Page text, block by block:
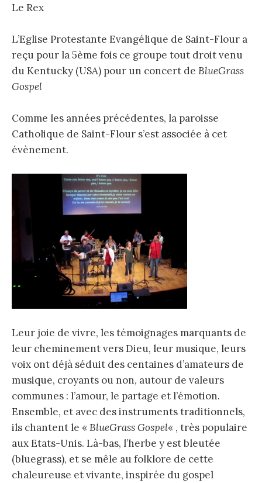
Le Rex
L’Eglise Protestante Evangélique de Saint-Flour a
reçu pour la 5ème fois ce groupe tout droit venu
du Kentucky (USA) pour un concert de BlueGrass
Gospel
Comme les années précédentes, la paroisse
Catholique de Saint-Flour s’est associée à cet
évènement.
Leur joie de vivre, les témoignages marquants de
leur cheminement vers Dieu, leur musique, leurs
voix ont déjà séduit des centaines d’amateurs de
musique, croyants ou non, autour de valeurs
communes : l’amour, le partage et l’émotion.
Ensemble, et avec des instruments traditionnels,
ils chantent le « BlueGrass Gospel« , très populaire
aux Etats-Unis. Là-bas, l’herbe y est bleutée
(bluegrass), et se mêle au folklore de cette
chaleureuse et vivante, inspirée du gospel